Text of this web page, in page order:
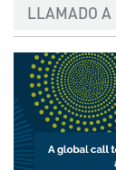
LLAMADO A